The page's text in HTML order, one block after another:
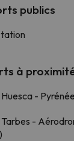
publics
à
-
-